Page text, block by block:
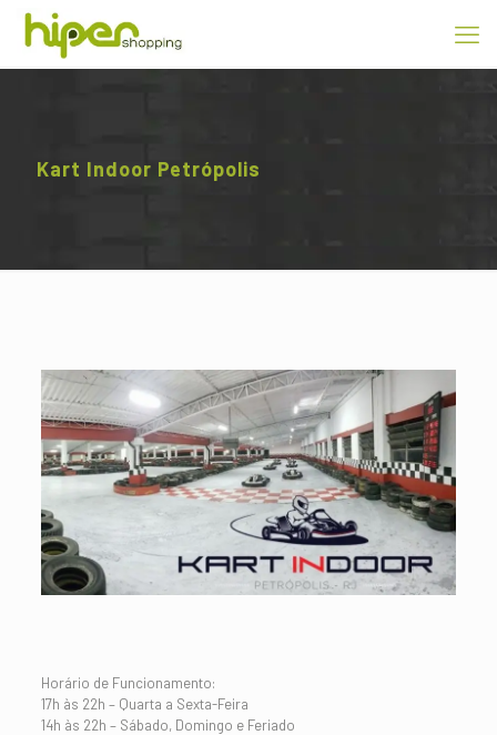
Kart Indoor Petrópolis
Horário de Funcionamento:
17h às 22h – Quarta a Sexta-Feira
14h às 22h – Sábado, Domingo e Feriado